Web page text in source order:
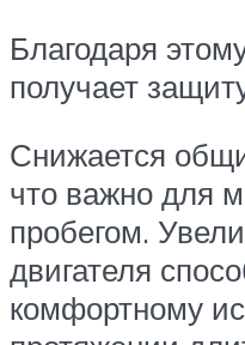
Благодаря
получает
Снижается
что важно для
пробегом.
двигателя
комфортному